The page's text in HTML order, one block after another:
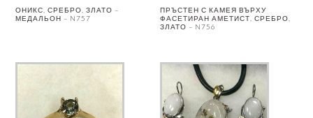
ОНИКС, СРЕБРО, ЗЛАТО –
МЕДАЛЬОН – N757
ПРЪСТЕН С КАМЕЯ ВЪРХУ
ФАСЕТИРАН АМЕТИСТ, СРЕБРО,
ЗЛАТО – N756